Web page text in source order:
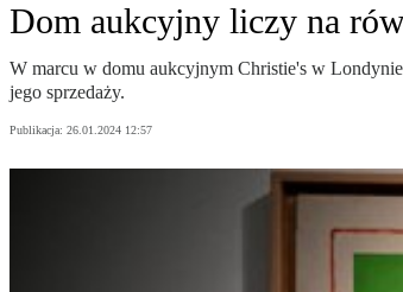
Dom aukcyjny liczy na
W marcu w domu aukcyjnym Christie's w
jego sprzedaży.
Publikacja: 26.01.2024 12:57